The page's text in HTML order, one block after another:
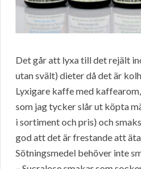
Det går att lyxa till det rejält
utan svält) dieter då det är
Lyxigare kaffe med
som jag tycker slår ut köpta
i sortiment och pris) och
god att det är frestande att äta
Sötningsmedel behöver inte